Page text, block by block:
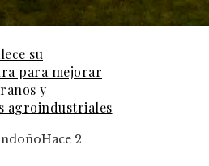
su
para mejorar
y
agroindustriales
Hace 2